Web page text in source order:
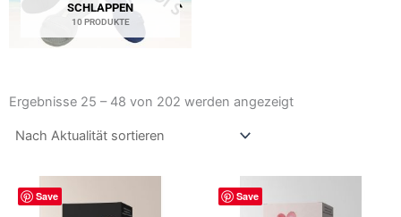
SCHLAPPEN
10 PRODUKTE
Ergebnisse 25 – 48 von 202 werden angezeigtAktualität
Save Save